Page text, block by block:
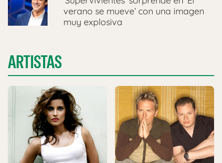
verano se mueve’ con una imagen
muy explosiva
ARTISTAS